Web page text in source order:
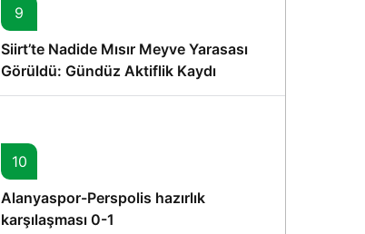
9
Siirt’te Nadide Mısır Meyve Yarasası
Görüldü: Gündüz Aktiflik Kaydı
10
Alanyaspor-Perspolis hazırlık
karşılaşması 0-1